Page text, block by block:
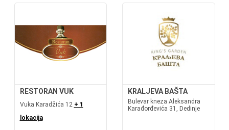
RESTORAN VUK
Vuka Karadžića 12 + 1
lokacija
KRALJEVA BAŠTA
Bulevar kneza Aleksandra
Karađorđevića 31, Dedinje